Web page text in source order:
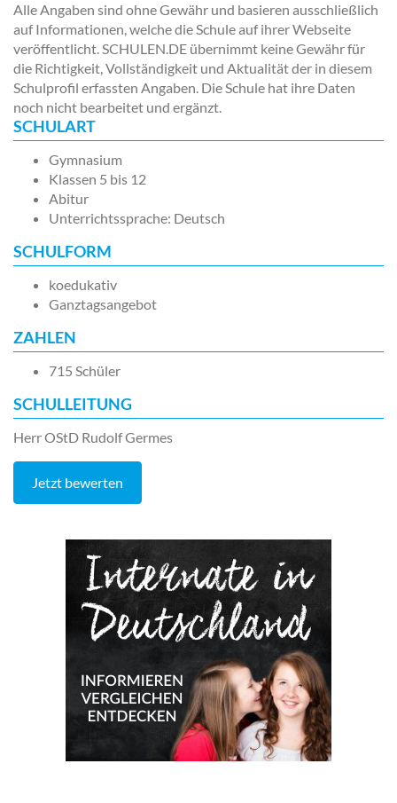
Alle Angaben sind ohne Gewähr und basieren ausschließlich
auf Informationen, welche die Schule auf ihrer Webseite
veröffentlicht. SCHULEN.DE übernimmt keine Gewähr für
die Richtigkeit, Vollständigkeit und Aktualität der in diesem
Schulprofil erfassten Angaben. Die Schule hat ihre Daten
noch nicht bearbeitet und ergänzt.
SCHULART
Gymnasium
Klassen 5 bis 12
Abitur
Unterrichtssprache: Deutsch
SCHULFORM
koedukativ
Ganztagsangebot
ZAHLEN
715 Schüler
SCHULLEITUNG
Herr OStD Rudolf Germes
Jetzt bewerten